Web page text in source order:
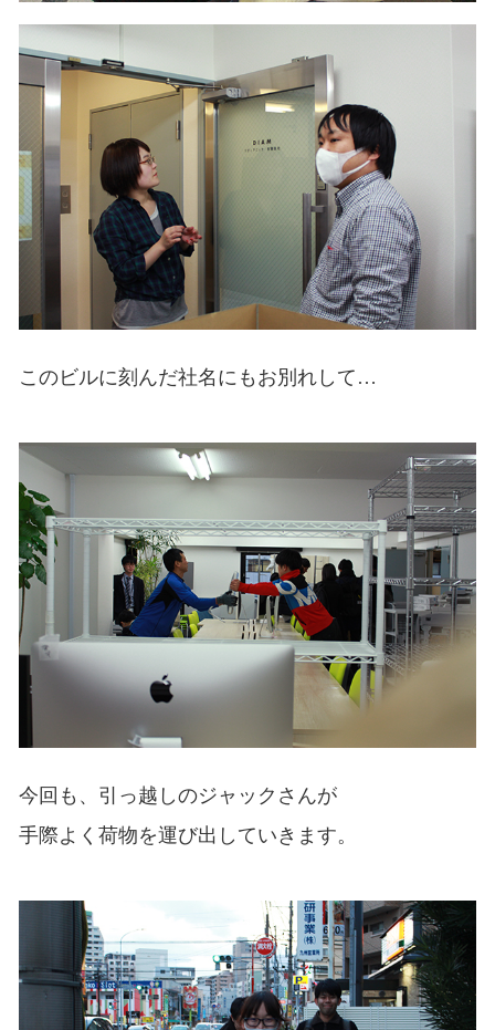
このビルに刻んだ社名にもお別れして…
今回も、引っ越しのジャックさんが
手際よく荷物を運び出していきます。